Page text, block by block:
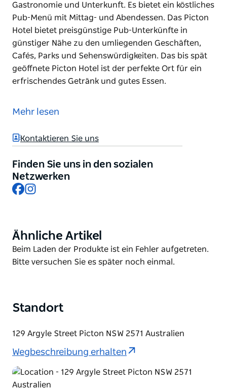
Gastronomie und Unterkunft. Es bietet ein köstliches
Pub-Menü mit Mittag- und Abendessen. Das Picton
Hotel bietet preisgünstige Pub-Unterkünfte in
günstiger Nähe zu den umliegenden Geschäften,
Cafés, Parks und Sehenswürdigkeiten. Das bis spät
geöffnete Picton Hotel ist der perfekte Ort für ein
erfrischendes Getränk und gutes Essen.
bietet Besuchern und Einheimischen Unterhaltung,
Pub-Menü mit Mittag- und Abendessen.
Unterkünfte in günstiger Nähe zu den umliegenden
Geschäften, Cafés, Parks und Sehenswürdigkeiten.
Das bis spät geöffnete Picton Hotel ist der perfekte
Mehr lesen
Kontaktieren Sie uns
Finden Sie uns in den sozialen
Netzwerken
Facebook
Product
List
Ähnliche Artikel
Product
List
Beim Laden der Produkte ist ein Fehler aufgetreten.
Bitte versuchen Sie es später noch einmal.
Standort
129 Argyle Street Picton NSW 2571 Australien
Wegbeschreibung erhalten